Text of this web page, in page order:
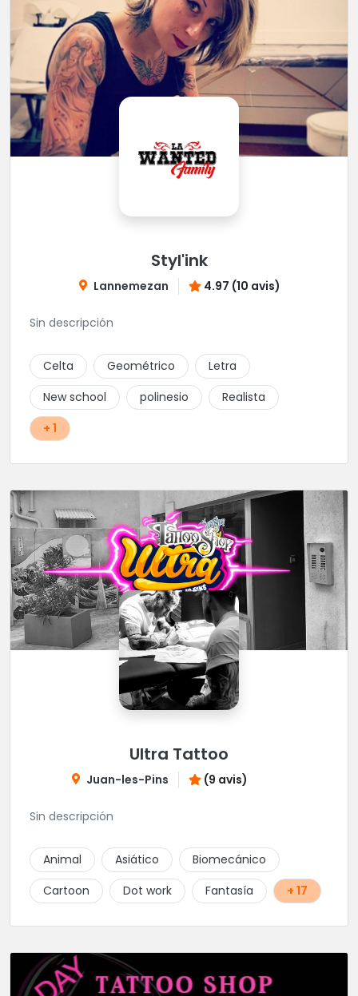
Styl'ink
Lannemezan 4.97 (10 avis)
Sin descripción
Celta Geométrico
Letra
New school
polinesio
Realista
+ 1
Ultra Tattoo
Juan-les-Pins (9 avis)
Sin descripción
Animal Asiático
Biomecánico
Cartoon
Dot work Fantasía + 17